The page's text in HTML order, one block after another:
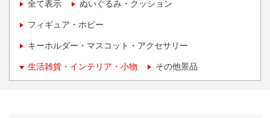
全て表示 ぬいぐるみ・クッション
フィギュア・ホビー
キーホルダー・マスコット・アクセサリー
生活雑貨・インテリア・小物 その他景品